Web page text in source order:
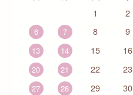
1
2
6 7 8 9
13 14 15 16
20 21 22 23
27 28 29 30